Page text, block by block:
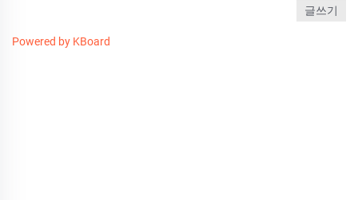
글쓰기
Powered by KBoard